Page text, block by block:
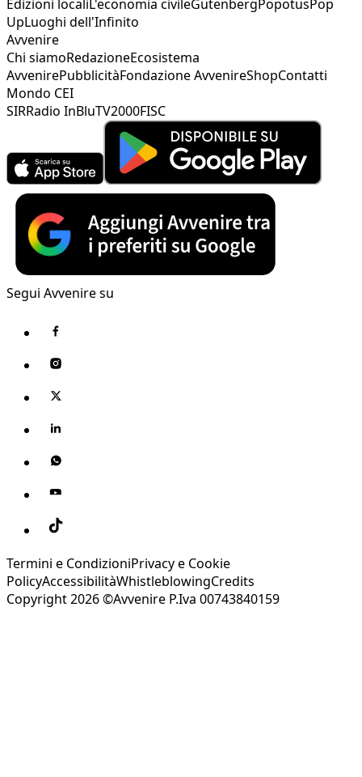
Edizioni localiL'economia civileGutenbergPopotusPop
UpLuoghi dell'Infinito
Avvenire
Chi siamoRedazioneEcosistema
AvvenirePubblicitàFondazione AvvenireShopContatti
Mondo CEI
SIRRadio InBluTV2000FISC
Segui Avvenire su
Termini e CondizioniPrivacy e Cookie
PolicyAccessibilitàWhistleblowingCredits
Copyright 2026 ©Avvenire P.Iva 00743840159